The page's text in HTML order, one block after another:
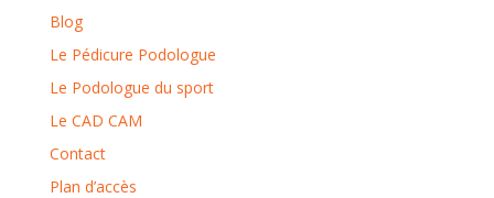
Blog
Le Pédicure Podologue
Le Podologue du sport
Le CAD CAM
Contact
Plan d’accès